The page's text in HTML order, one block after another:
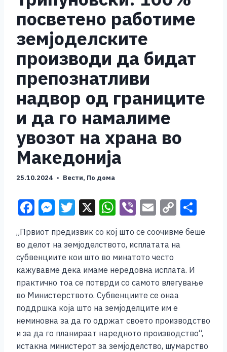
посветено работиме
земјоделските
производи да бидат
препознатливи
надвор од границите
и да го намалиме
увозот на храна во
Македонија
25.10.2024 Вести, По дома
F
c
e
b
o
o
k
M
ss
e
n
g
er
T
tt
er
X W
h
at
s
A
p
p
Vi
er
E
ai
l
C
p
Li
n
k
ar
„Првиот предизвик со кој што се соочивме беше
во делот на земјоделството, исплатата на
субвенциите кои што во минатото често
кажувавме дека имаме нередовна исплата. И
практично тоа се потврди со самото влегување
во Министерството. Субвенциите се онаа
поддршка која што на земјоделците им е
неминовна за да го одржат своето производство
и за да го планираат наредното производство“,
истакна министерот за земјоделство, шумарство